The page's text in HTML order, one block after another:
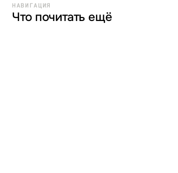
НАВИГАЦИЯ
Что почитать ещё